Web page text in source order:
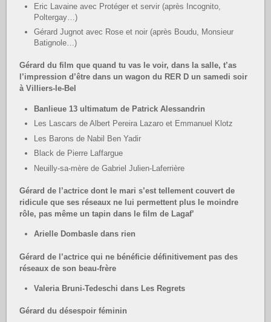
Eric Lavaine avec Protéger et servir (après Incognito,
Poltergay…)
Gérard Jugnot avec Rose et noir (après Boudu, Monsieur
Batignole…)
Gérard du film que quand tu vas le voir, dans la salle, t’as
l’impression d’être dans un wagon du RER D un samedi soir
à Villiers-le-Bel
Banlieue 13 ultimatum de Patrick Alessandrin
Les Lascars de Albert Pereira Lazaro et Emmanuel Klotz
Les Barons de Nabil Ben Yadir
Black de Pierre Laffargue
Neuilly-sa-mère de Gabriel Julien-Laferrière
Gérard de l’actrice dont le mari s’est tellement couvert de
ridicule que ses réseaux ne lui permettent plus le moindre
rôle, pas même un tapin dans le film de Lagaf’
Arielle Dombasle dans rien
Gérard de l’actrice qui ne bénéficie définitivement pas des
réseaux de son beau-frère
Valeria Bruni-Tedeschi dans Les Regrets
Gérard du désespoir féminin